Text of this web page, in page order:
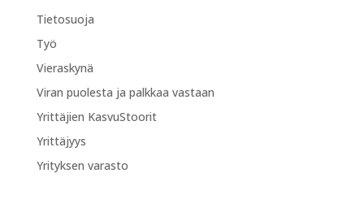
Tietosuoja
Työ
Vieraskynä
Viran puolesta ja palkkaa vastaan
Yrittäjien KasvuStoorit
Yrittäjyys
Yrityksen varasto